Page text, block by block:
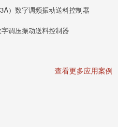
）数字调频振动送料控制器
调压振动送料控制器
查看更多应用案例